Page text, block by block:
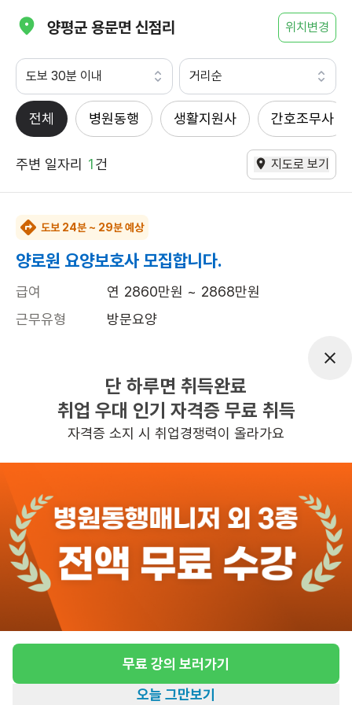
양평군 용문면 신점리 위치변경
도보 30분 이내 거리순
전체 병원동행 생활지원사 간호조무사
주변 일자리 1건 지도로 보기
도보 24분 ~ 29분 예상
양로원 요양보호사 모집합니다.
급여
연 2860만원 ~ 2868만원
근무유형
방문요양
평일 : (근무시간) (오전) 9시 00분 ~ (오
후) 6시 00분, 주 5일 근무, 평균근무시
간 : 40
관심 일자리정보 더보기
1일전등록
반경 3KM 이내의 일자리 확인하기
단 하루면 취득완료
취업 우대 인기 자격증 무료 취득
자격증 소지 시 취업경쟁력이 올라가요
무료 강의 보러가기
오늘 그만보기